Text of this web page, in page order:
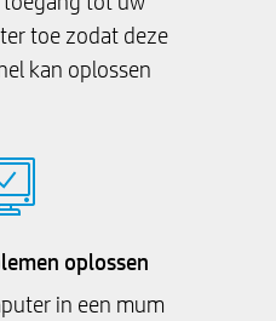
toe zodat deze
kan oplossen
oplossen
in een mum